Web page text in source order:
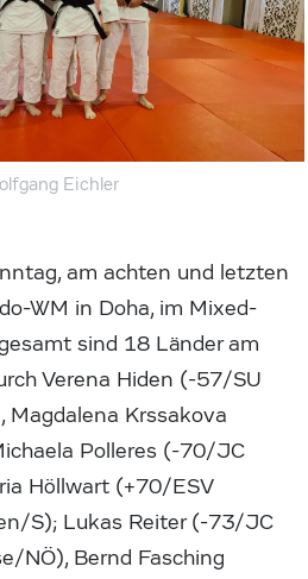
Eichler
am achten und letzten
WM in Doha, im Mixed-
sind 18 Länder am
Verena Hiden (-57/SU
Krssakova
Polleres (-70/JC
Höllwart (+70/ESV
S); Lukas Reiter (-73/JC
NÖ), Bernd Fasching